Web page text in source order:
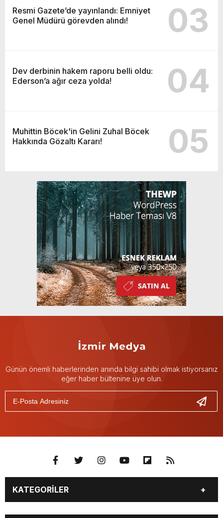
Resmi Gazete’de yayınlandı: Emniyet
Genel Müdürü görevden alındı!
03
Dev derbinin hakem raporu belli oldu:
Ederson’a ağır ceza yolda!
04
Muhittin Böcek'in Gelini Zuhal Böcek
Hakkında Gözaltı Kararı!
05
Günün önemli haberlerinden anında bilgi sahibi olmak istiyorsanız
eğer haber bültenine üye olun.
KATEGORİLER
GÜNDEM DÜNYA